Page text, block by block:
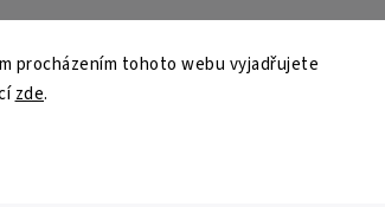
procházením tohoto webu vyjadřujete
zde.